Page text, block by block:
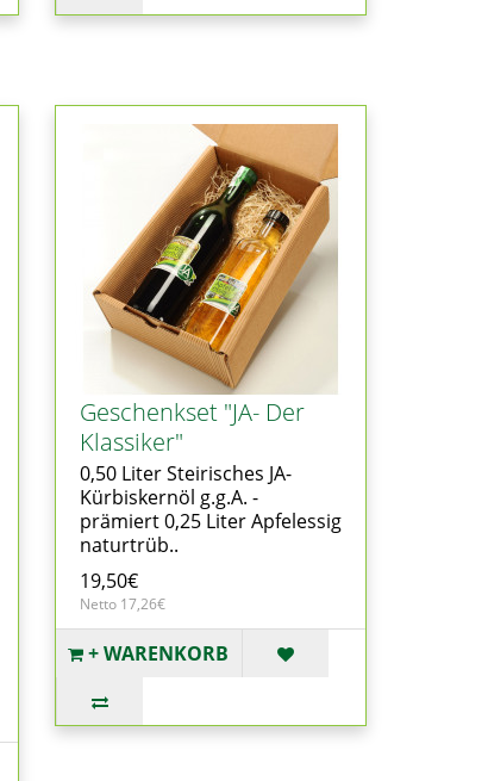
Geschenkset "JA- Der
Klassiker"
0,50 Liter Steirisches JA-
Kürbiskernöl g.g.A. -
prämiert 0,25 Liter Apfelessig
naturtrüb..
19,50€
Netto 17,26€
+ WARENKORB